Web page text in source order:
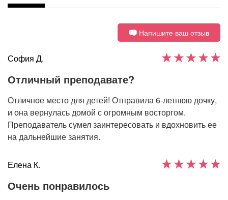
Напишите ваш отзыв
София Д.
Отличный преподавате?
Отличное место для детей! Отправила 6-летнюю дочку,
и она вернулась домой с огромным восторгом.
Преподаватель сумел заинтересовать и вдохновить ее
на дальнейшие занятия.
Елена К.
Очень понравилось